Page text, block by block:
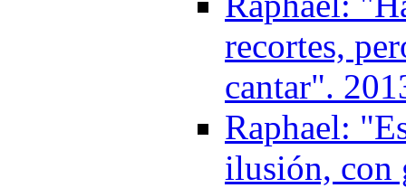
recortes,
cantar".
Raphael:
ilusión, con